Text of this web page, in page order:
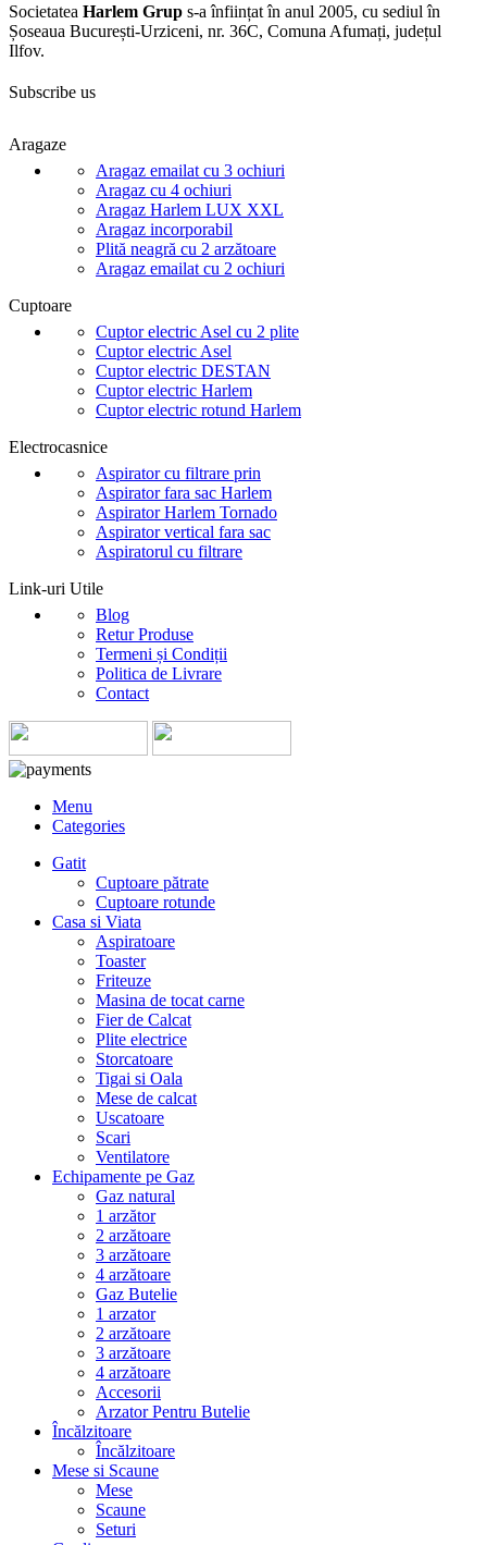
Societatea Harlem Grup s-a înființat în anul 2005, cu sediul în
Șoseaua București-Urziceni, nr. 36C, Comuna Afumați, județul
Ilfov.
Subscribe us
Aragaze
Aragaz emailat cu 3 ochiuri
Aragaz cu 4 ochiuri
Aragaz Harlem LUX XXL
Aragaz incorporabil
Plită neagră cu 2 arzătoare
Aragaz emailat cu 2 ochiuri
Cuptoare
Cuptor electric Asel cu 2 plite
Cuptor electric Asel
Cuptor electric DESTAN
Cuptor electric Harlem
Cuptor electric rotund Harlem
Electrocasnice
Aspirator cu filtrare prin
Aspirator fara sac Harlem
Aspirator Harlem Tornado
Aspirator vertical fara sac
Aspiratorul cu filtrare
Link-uri Utile
Blog
Retur Produse
Termeni și Condiții
Politica de Livrare
Contact
Menu
Categories
Gatit
Cuptoare pătrate
Cuptoare rotunde
Casa si Viata
Aspiratoare
Toaster
Friteuze
Masina de tocat carne
Fier de Calcat
Plite electrice
Storcatoare
Tigai si Oala
Mese de calcat
Uscatoare
Scari
Ventilatore
Echipamente pe Gaz
Gaz natural
1 arzător
2 arzătoare
3 arzătoare
4 arzătoare
Gaz Butelie
1 arzator
2 arzătoare
3 arzătoare
4 arzătoare
Accesorii
Arzator Pentru Butelie
Încălzitoare
Încălzitoare
Mese si Scaune
Mese
Scaune
Seturi